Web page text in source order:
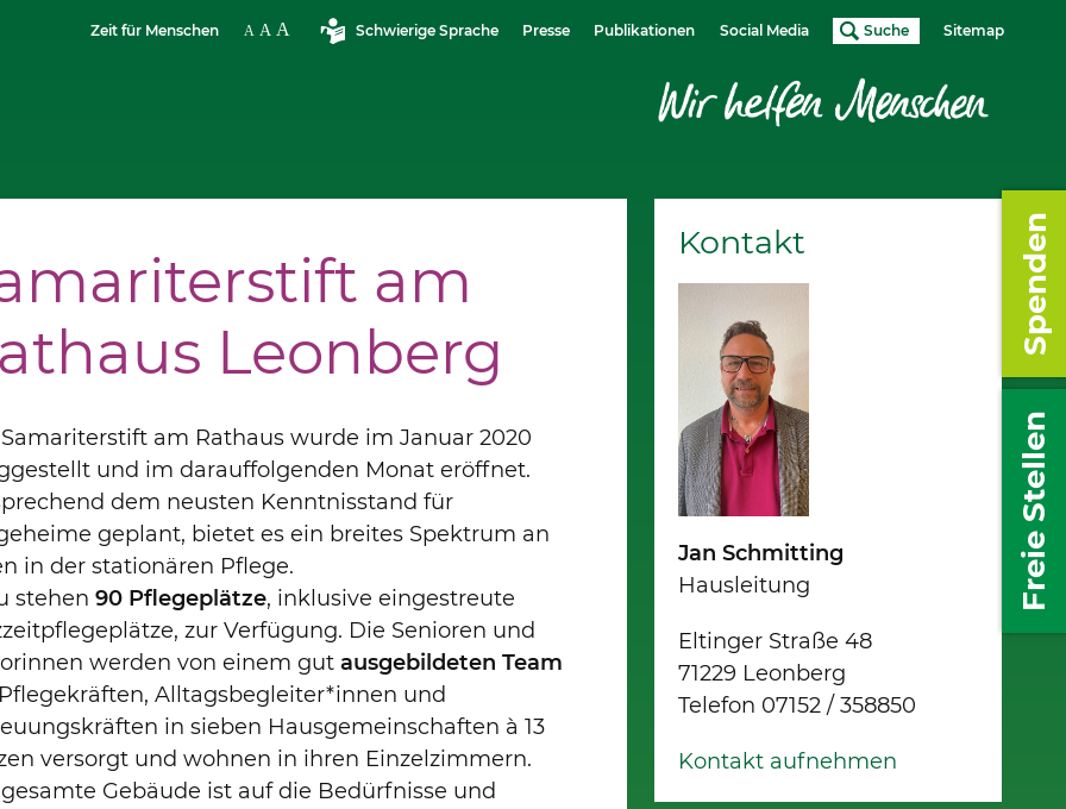
Zeit für Menschen Schwierige Sprache Presse Publikationen Social Media Suche Sitemap
am
Leonberg
Samariterstift am Rathaus wurde im Januar 2020
und im darauffolgenden Monat eröffnet.
dem neusten Kenntnisstand für
geplant, bietet es ein breites Spektrum an
in der stationären Pflege.
stehen90 Pflegeplätze, inklusive eingestreute
zur Verfügung. Die Senioren und
werden von einem gutausgebildeten Team
Alltagsbegleiter*innen und
in sieben Hausgemeinschaften à 13
versorgt und wohnen in ihren Einzelzimmern.
gesamte Gebäude ist auf die Bedürfnisse und
Kontakt
Jan Schmitting
Hausleitung
Eltinger Straße 48
71229 Leonberg
Telefon 07152 / 358850
Kontakt aufnehmen
Spenden
Freie Stellen